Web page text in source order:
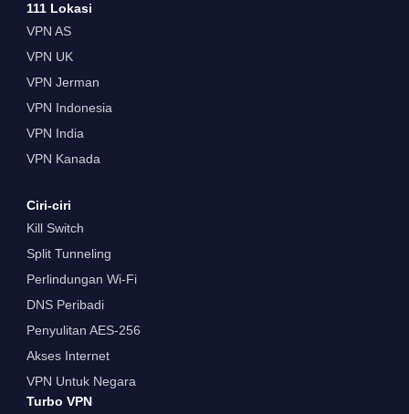
111 Lokasi
VPN AS
VPN UK
VPN Jerman
VPN Indonesia
VPN India
VPN Kanada
Ciri-ciri
Kill Switch
Split Tunneling
Perlindungan Wi-Fi
DNS Peribadi
Penyulitan AES-256
Akses Internet
VPN Untuk Negara
Turbo VPN